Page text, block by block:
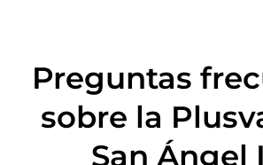
Preguntas
sobre la
San Ángel